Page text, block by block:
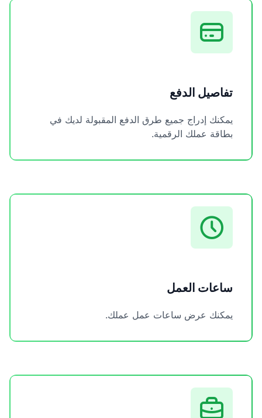
تفاصيل الدفع
يمكنك إدراج جميع طرق الدفع المقبولة لديك في
بطاقة عملك الرقمية.
ساعات العمل
يمكنك عرض ساعات عمل عملك.